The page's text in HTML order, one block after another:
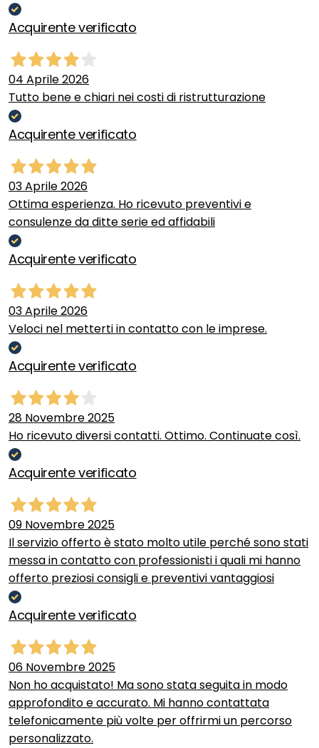
Acquirente verificato
04 Aprile 2026
Tutto bene e chiari nei costi di ristrutturazione
Acquirente verificato
03 Aprile 2026
Ottima esperienza. Ho ricevuto preventivi e
consulenze da ditte serie ed affidabili
Acquirente verificato
03 Aprile 2026
Veloci nel metterti in contatto con le imprese.
Acquirente verificato
28 Novembre 2025
Ho ricevuto diversi contatti. Ottimo. Continuate così.
Acquirente verificato
09 Novembre 2025
Il servizio offerto è stato molto utile perché sono stati
messa in contatto con professionisti i quali mi hanno
offerto preziosi consigli e preventivi vantaggiosi
Acquirente verificato
06 Novembre 2025
Non ho acquistato! Ma sono stata seguita in modo
approfondito e accurato. Mi hanno contattata
telefonicamente più volte per offrirmi un percorso
personalizzato.